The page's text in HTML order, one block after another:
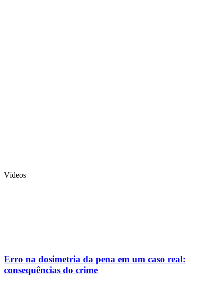
Vídeos
Erro na dosimetria da pena em um caso real:
consequências do crime